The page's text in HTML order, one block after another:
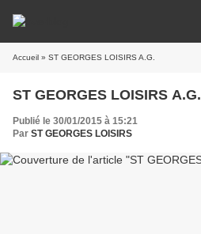
Accueil » ST GEORGES LOISIRS A.G.
ST GEORGES LOISIRS A.G.
Publié le 30/01/2015 à 15:21
Par ST GEORGES LOISIRS